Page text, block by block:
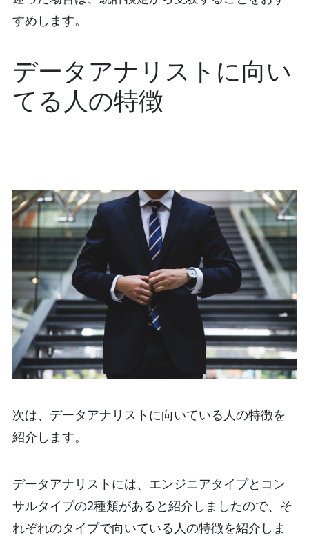
すめします。
データアナリストに向い
てる人の特徴
次は、データアナリストに向いている人の特徴を
紹介します。
データアナリストには、エンジニアタイプとコン
サルタイプの2種類があると紹介しましたので、そ
れぞれのタイプで向いている人の特徴を紹介しま